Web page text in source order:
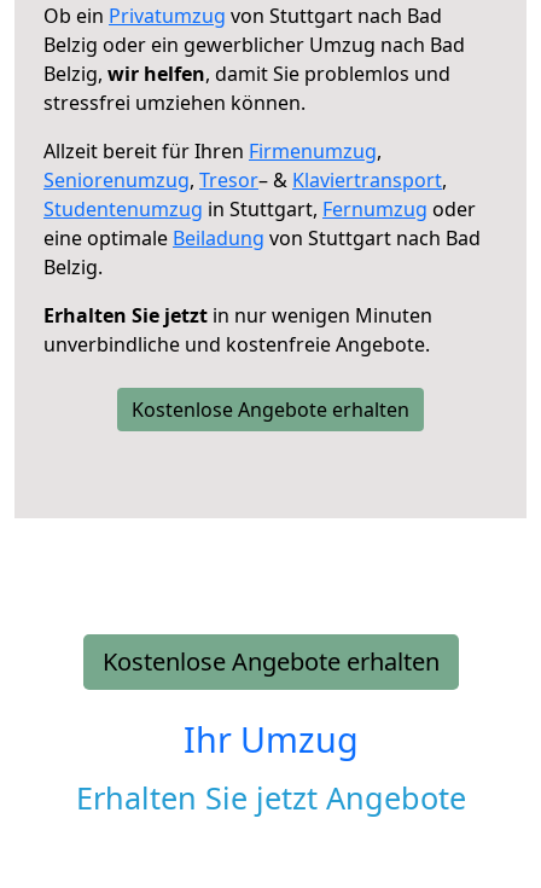
Ob ein Privatumzug von Stuttgart nach Bad
Belzig oder ein gewerblicher Umzug nach Bad
Belzig, wir helfen, damit Sie problemlos und
stressfrei umziehen können.
Allzeit bereit für Ihren Firmenumzug,
Seniorenumzug, Tresor– & Klaviertransport,
Studentenumzug in Stuttgart, Fernumzug oder
eine optimale Beiladung von Stuttgart nach Bad
Belzig.
Erhalten Sie jetzt in nur wenigen Minuten
unverbindliche und kostenfreie Angebote.
Kostenlose Angebote erhalten
Kostenlose Angebote erhalten
Ihr Umzug
Erhalten Sie jetzt Angebote